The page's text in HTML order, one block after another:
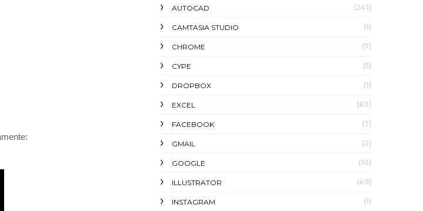
AUTOCAD (241)
CAMTASIA STUDIO (1)
CHROME (7)
CYPE (5)
DROPBOX (1)
EXCEL (83)
FACEBOOK (7)
GMAIL (2)
GOOGLE (10)
ILLUSTRATOR (49)
INSTAGRAM (1)